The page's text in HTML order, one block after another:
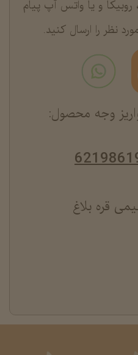
روبیکا و یا واتس آپ پیام
نظر را ارسال کنید.
وجه محصول:
قره بلاغ